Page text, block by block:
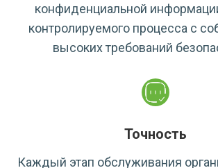
конфиденциальной
контролируемого процесса с
высоких требований
Точность
Каждый этап обслуживания